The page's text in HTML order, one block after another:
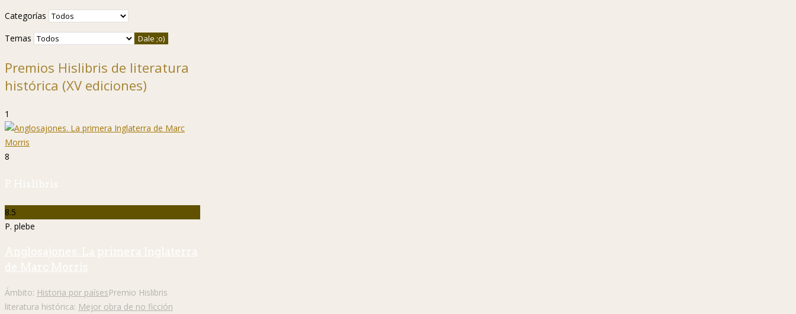
Categorías
Temas
Premios Hislibris de literatura
histórica (XV ediciones)
1
8
P. Hislibris
8.5
P. plebe
Anglosajones. La primera Inglaterra
de Marc Morris
Ámbito: Historia por paísesPremio Hislibris
literatura histórica: Mejor obra de no ficción